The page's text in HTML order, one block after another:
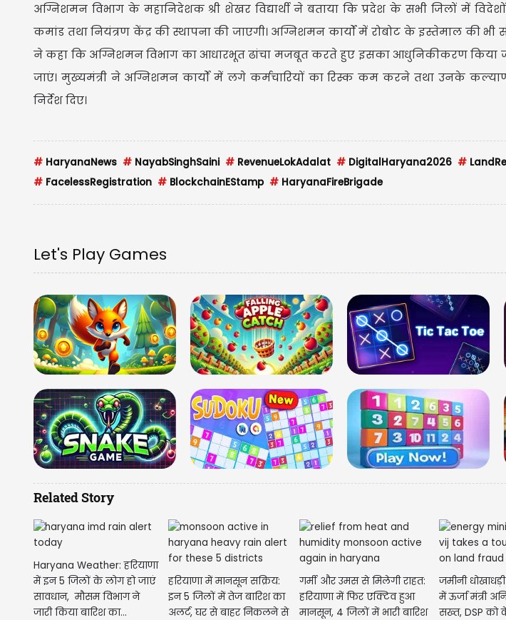
अग्निशमन विभाग के महानिदेशक श्री शेखर विद्यार्थी ने बताया कि प्रदेश के सभी जिलों में
कमांड तथा नियंत्रण केंद्र की स्थापना की जाएगी। अग्निशमन कार्यों में रोबोट के इस्तेमाल की भी
ने कहा कि अग्निशमन विभाग का आधारभूत ढांचा मजबूत करते हुए इसका आधुनिकीकरण किया
जाएं। मुख्यमंत्री ने अग्निशमन कार्यों में लगे कर्मचारियों का रिस्क कम करने तथा उनके
निर्देश दिए।
# HaryanaNews # NayabSinghSaini # RevenueLokAdalat # DigitalHaryana2026 #
# FacelessRegistration # BlockchainEStamp # HaryanaFireBrigade
Let's Play Games
Related Story
Haryana Weather: हरियाणा
में इन 5 जिलों के लोग हो जाएं
सावधान, मौसम विभाग ने
जारी किया बारिश का...
हरियाणा में मानसून सक्रिय:
इन 5 जिलों में तेज बारिश का
अलर्ट, घर से बाहर निकलने से
गर्मी और उमस से मिलेगी राहत:
हरियाणा में फिर एक्टिव हुआ
मानसून, 4 जिलों में भारी बारिश
जमीनी
में ऊर्जा मंत्री
सख्त, DSP को